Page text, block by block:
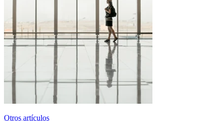
Otros artículos